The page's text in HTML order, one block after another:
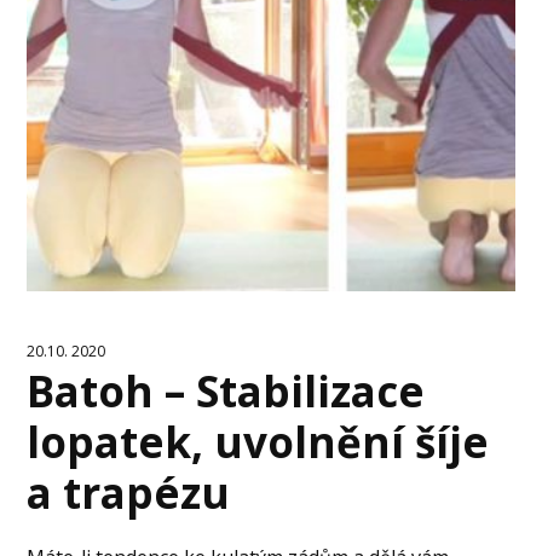
20.10. 2020
Batoh – Stabilizace
lopatek, uvolnění šíje
a trapézu